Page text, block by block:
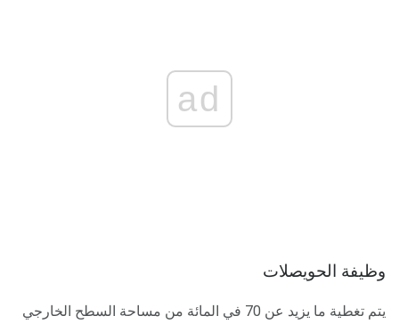
ad
وظيفة الحويصلات
يتم تغطية ما يزيد عن 70 في المائة من مساحة السطح الخارجي